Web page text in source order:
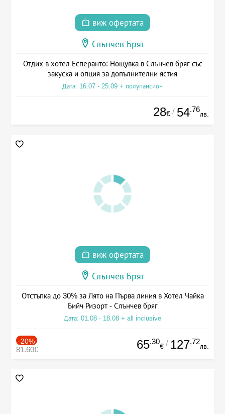
виж офертата
Слънчев Бряг
Отдих в хотел Есперанто: Нощувка в Слънчев бряг със
закуска и опция за допълнителни ястия
Дата: 16.07 - 25.09 + полупансион
28€ / 54.76
лв.
виж офертата
Слънчев Бряг
Отстъпка до 30% за Лято на Първа линия в Хотел Чайка
Бийч Ризорт - Слънчев бряг
Дата: 01.08 - 18.08 + all inclusive
-20%
81.60€ 65.30
€ / 127.72
лв.